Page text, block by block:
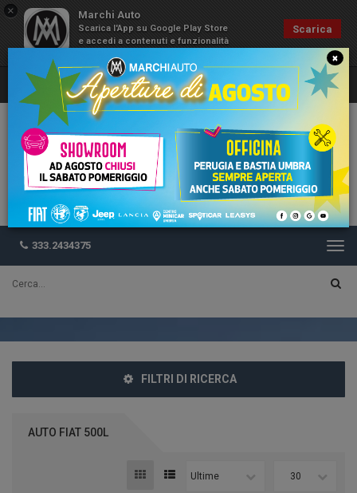
× Marchi Auto
Scarica l'App su Google Play Store
e accedi a contenuti e funzionalità
Scarica
333.2434375
FILTRI DI RICERCA
AUTO FIAT 500L
Ultime 30
×